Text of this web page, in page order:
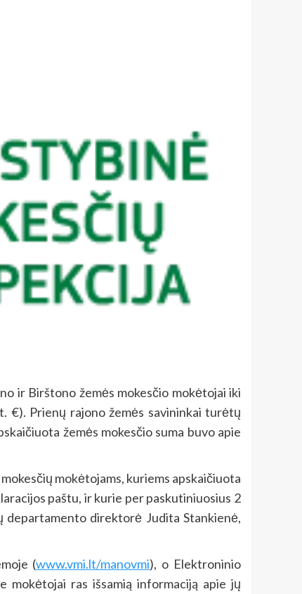
ir Birštono žemės mokesčio mokėtojai iki
€). Prienų rajono žemės savininkai turėtų
žemės mokesčio suma buvo apie
mokėtojams, kuriems apskaičiuota
paštu, ir kurie per paskutiniuosius 2
departamento direktorė Judita Stankienė,
(www.vmi.lt/manovmi), o Elektroninio
mokėtojai ras išsamią informaciją apie jų